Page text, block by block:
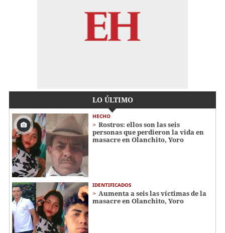
LO ÚLTIMO
HECHO
Rostros: ellos son las seis
personas que perdieron la vida en
masacre en Olanchito, Yoro
IDENTIFICADOS
Aumenta a seis las víctimas de la
masacre en Olanchito, Yoro